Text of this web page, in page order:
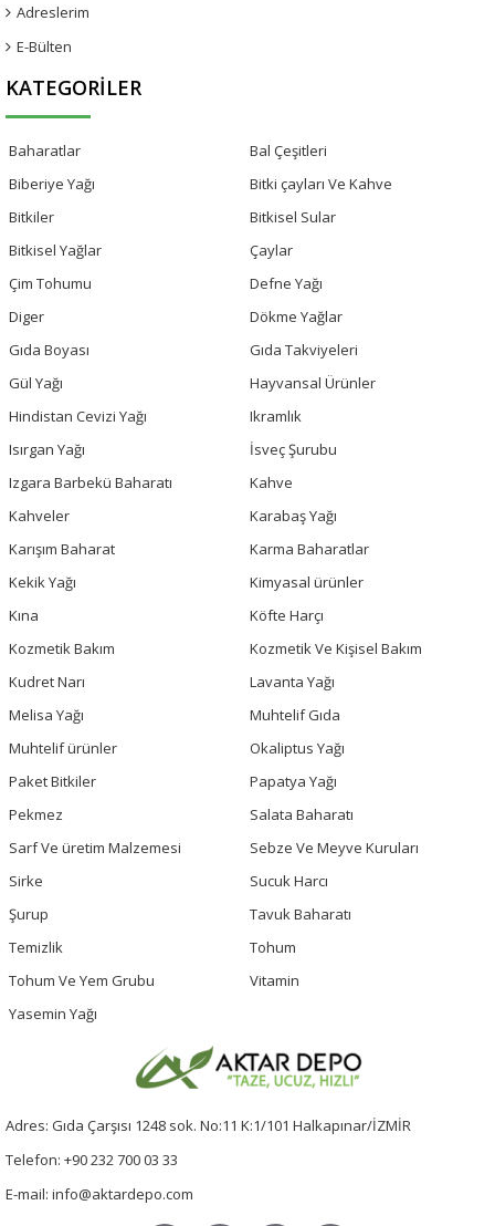
Adreslerim
E-Bülten
KATEGORILER
Baharatlar
Bal Çeşitleri
Biberiye Yağı
Bitki çayları Ve Kahve
Bitkiler
Bitkisel Sular
Bitkisel Yağlar
Çaylar
Çim Tohumu
Defne Yağı
Diger
Dökme Yağlar
Gıda Boyası
Gıda Takviyeleri
Gül Yağı
Hayvansal Ürünler
Hindistan Cevizi Yağı
Ikramlık
Isırgan Yağı
İsveç Şurubu
Izgara Barbekü Baharatı
Kahve
Kahveler
Karabaş Yağı
Karışım Baharat
Karma Baharatlar
Kekik Yağı
Kimyasal ürünler
Kına
Köfte Harçı
Kozmetik Bakım
Kozmetik Ve Kişisel Bakım
Kudret Narı
Lavanta Yağı
Melisa Yağı
Muhtelif Gıda
Muhtelif ürünler
Okaliptus Yağı
Paket Bitkiler
Papatya Yağı
Pekmez
Salata Baharatı
Sarf Ve üretim Malzemesi
Sebze Ve Meyve Kuruları
Sirke
Sucuk Harcı
Şurup
Tavuk Baharatı
Temizlik
Tohum
Tohum Ve Yem Grubu
Vitamin
Yasemin Yağı
Adres: Gıda Çarşısı 1248 sok. No:11 K:1/101 Halkapınar/İZMİR
Telefon: +90 232 700 03 33
E-mail: info@aktardepo.com